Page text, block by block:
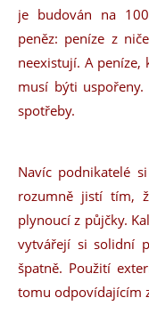
je budován na
peněz: peníze z
neexistují. A
musí býti
spotřeby.
Navíc podnikatelé
rozumně jistí tím,
plynoucí z půjčky.
vytvářejí si solidní
špatně. Použití
tomu odpovídajícím